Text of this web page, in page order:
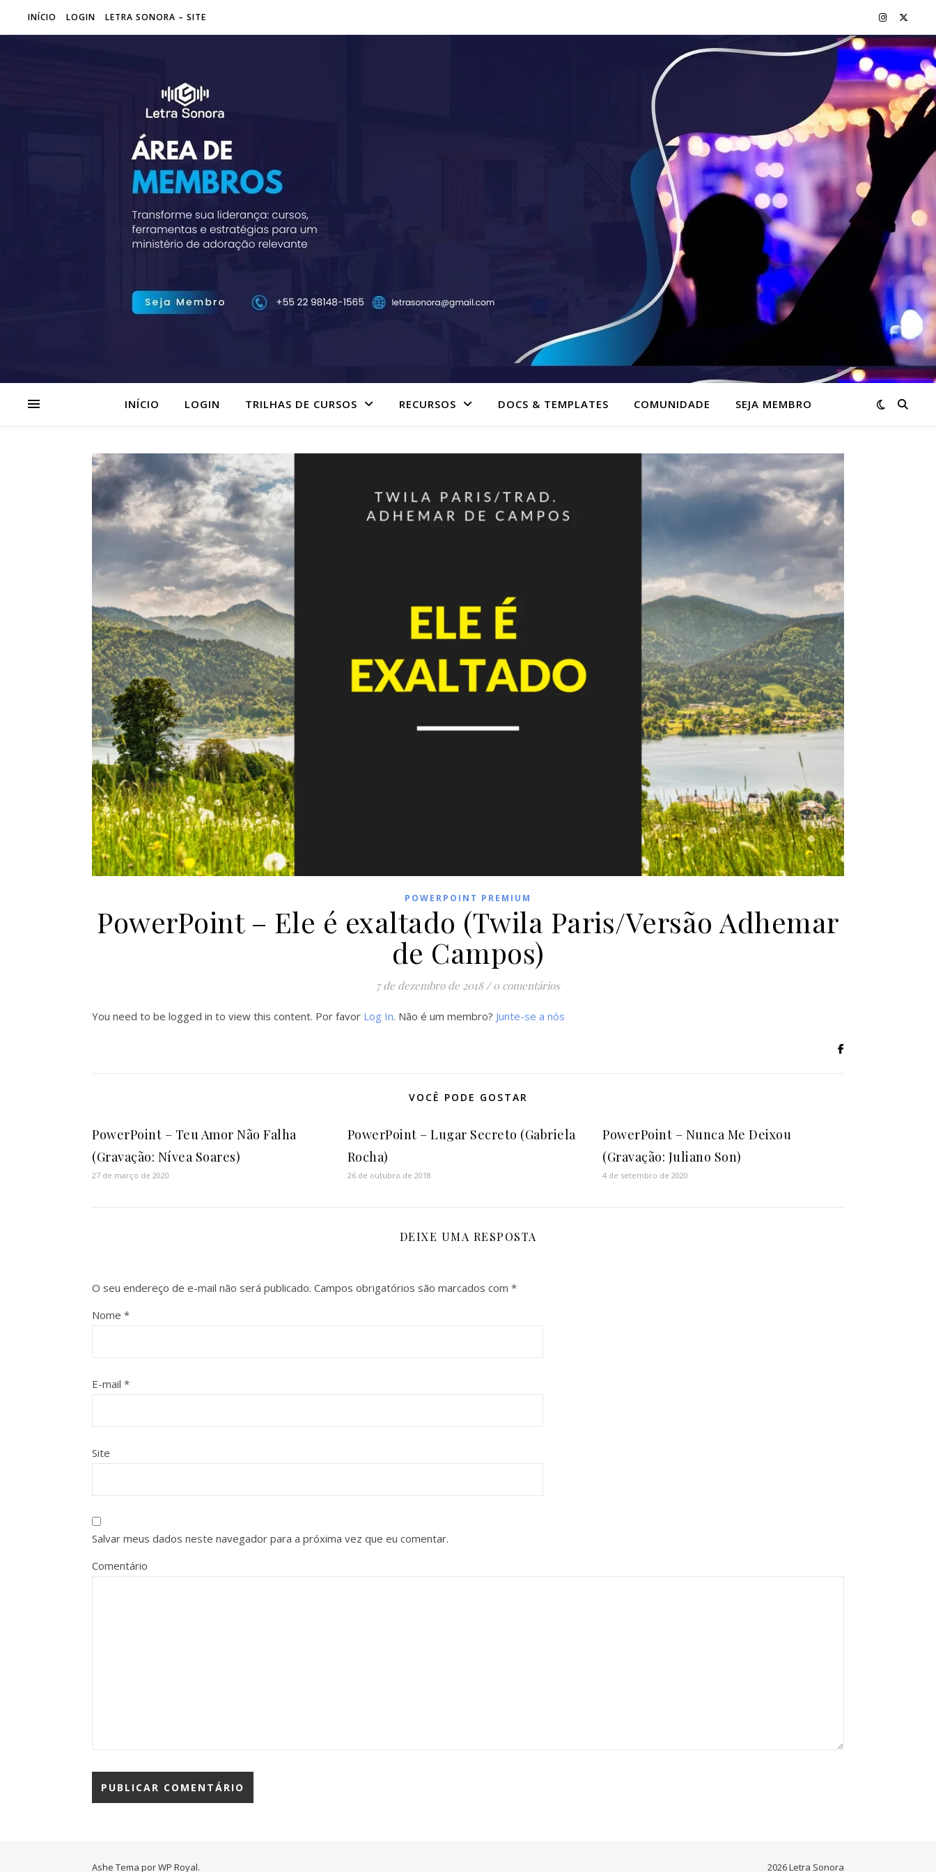
INÍCIO LOGIN LETRA SONORA – SITE
INÍCIO LOGIN TRILHAS DE CURSOS RECURSOS DOCS & TEMPLATES COMUNIDADE SEJA MEMBRO
POWERPOINT PREMIUM
PowerPoint – Ele é exaltado (Twila Paris/Versão Adhemar
de Campos)
7 de dezembro de 2018 / 0 comentários
You need to be logged in to view this content. Por favor Log In. Não é um membro? Junte-se a nós
VOCÊ PODE GOSTAR
PowerPoint – Teu Amor Não Falha
(Gravação: Nívea Soares)
27 de março de 2020
PowerPoint – Lugar Secreto (Gabriela
Rocha)
26 de outubro de 2018
PowerPoint – Nunca Me Deixou
(Gravação: Juliano Son)
4 de setembro de 2020
DEIXE UMA RESPOSTA
O seu endereço de e-mail não será publicado. Campos obrigatórios são marcados com *
Nome *
E-mail *
Site
Salvar meus dados neste navegador para a próxima vez que eu comentar.
Comentário
2026 Letra Sonora
Ashe Tema porWP Royal.